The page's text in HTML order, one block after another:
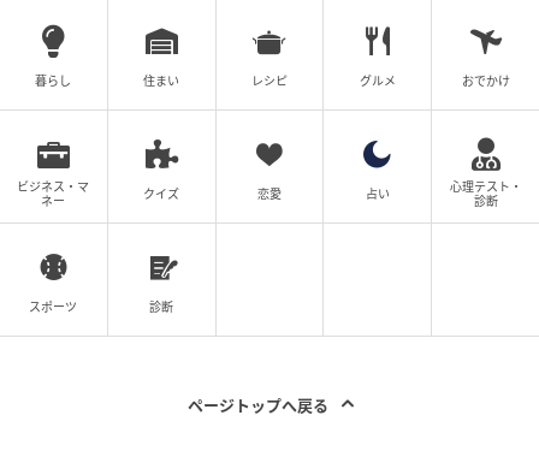
暮らし 住まい レシピ グルメ おでかけ
ビジネス・マ
ネー
クイズ 恋愛 占い
心理テスト・
診断
スポーツ 診断
ページトップへ戻る